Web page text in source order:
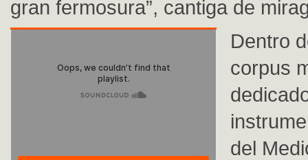
gran fermosura”, cantiga de
Dentro
corpus
del